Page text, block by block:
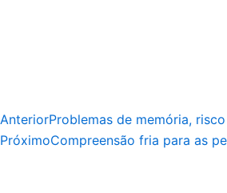
AnteriorProblemas de memória,
PróximoCompreensão fria para as